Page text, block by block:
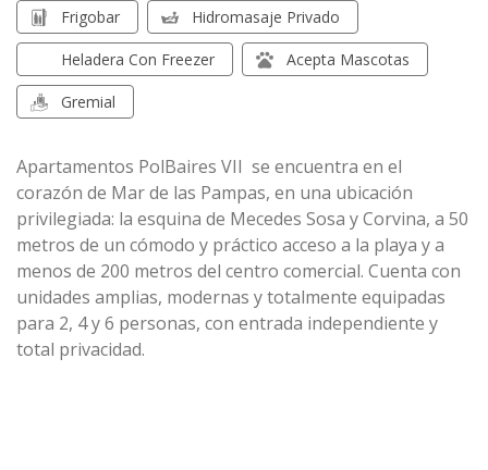
Frigobar Hidromasaje Privado
Heladera Con Freezer Acepta Mascotas
Gremial
Apartamentos PolBaires VII se encuentra en el
corazón de Mar de las Pampas, en una ubicación
privilegiada: la esquina de Mecedes Sosa y Corvina, a 50
metros de un cómodo y práctico acceso a la playa y a
menos de 200 metros del centro comercial. Cuenta con
unidades amplias, modernas y totalmente equipadas
para 2, 4 y 6 personas, con entrada independiente y
total privacidad.